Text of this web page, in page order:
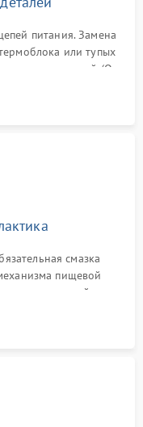
питания. Замена
или тупых
уплотнителей (O-
устранения
смазка
пищевой
программной
кофейных масел.